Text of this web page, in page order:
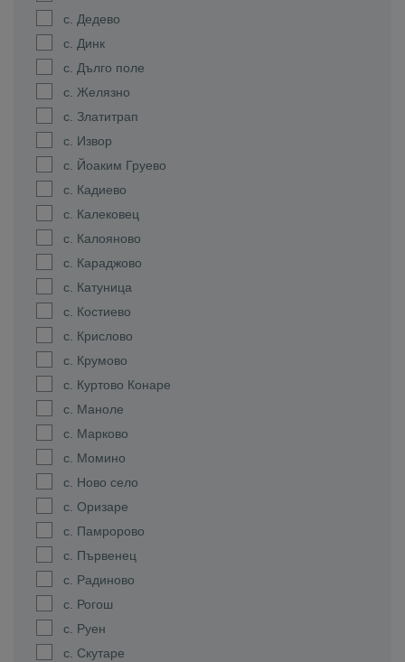
с. Дедево
с. Динк
с. Дълго поле
с. Желязно
с. Златитрап
с. Извор
с. Йоаким Груево
с. Кадиево
с. Калековец
с. Калояново
с. Караджово
с. Катуница
с. Костиево
с. Крислово
с. Крумово
с. Куртово Конаре
с. Маноле
с. Марково
с. Момино
с. Ново село
с. Оризаре
с. Памророво
с. Първенец
с. Радиново
с. Рогош
с. Руен
с. Скутаре